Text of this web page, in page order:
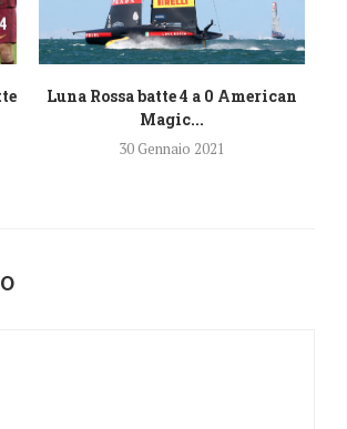
Luna Rossa batte 4 a 0 American
Magic...
30 Gennaio 2021